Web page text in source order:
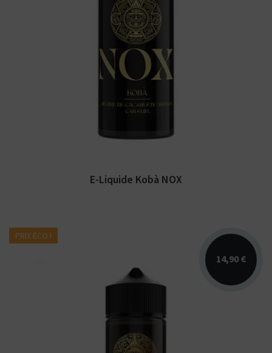
Arômes : beurre de cacahuète, caramel,
banane. E-liquide NOX Secret's Lab.
Disponible en 50 ml...
E-Liquide Kobà NOX
PRIX ÉCO !
14,90 €